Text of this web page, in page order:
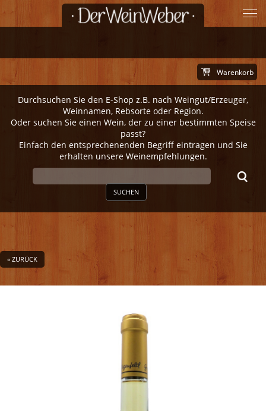
Durchsuchen Sie den E-Shop z.B. nach Weingut/Erzeuger,
Weinnamen, Rebsorte oder Region.
Oder suchen Sie einen Wein, der zu einer bestimmten Speise
passt?
Einfach den entsprechenenden Begriff eintragen und Sie
erhalten unsere Weinempfehlungen.
SUCHEN
Warenkorb
« ZURÜCK